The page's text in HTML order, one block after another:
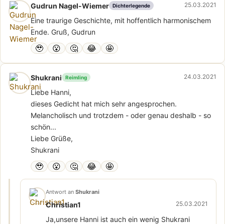
Gudrun Nagel-Wiemer Dichterlegende 25.03.2021
Eine traurige Geschichte, mit hoffentlich harmonischem
Ende. Gruß, Gudrun
🥹 😮 🤔 😂 🤩
Shukrani Reimling 24.03.2021
Liebe Hanni,
dieses Gedicht hat mich sehr angesprochen.
Melancholisch und trotzdem - oder genau deshalb - so
schön...
Liebe Grüße,
Shukrani
🥹 😮 🤔 😂 🤩
Antwort an Shukrani
Christian1 25.03.2021
Ja,unsere Hanni ist auch ein wenig Shukrani